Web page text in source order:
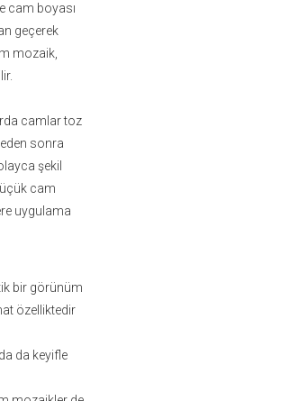
cam boyası
geçerek
mozaik,
camlar toz
sonra
şekil
cam
uygulama
bir görünüm
özelliktedir
da keyifle